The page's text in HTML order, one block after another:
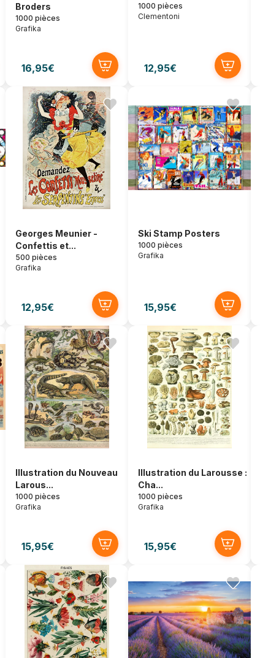
Broders
1000 pièces
Grafika
16,95€
1000 pièces
Clementoni
12,95€
Georges Meunier -
Confettis et...
500 pièces
Grafika
12,95€
Ski Stamp Posters
1000 pièces
Grafika
15,95€
Illustration du Nouveau
Larous...
1000 pièces
Grafika
15,95€
Illustration du Larousse :
Cha...
1000 pièces
Grafika
15,95€